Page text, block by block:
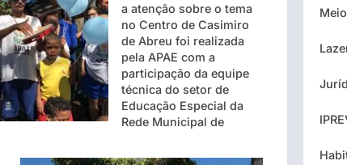
a atenção sobre o tema
no Centro de Casimiro
de Abreu foi realizada
pela APAE com a
participação da equipe
técnica do setor de
Educação Especial da
Rede Municipal de